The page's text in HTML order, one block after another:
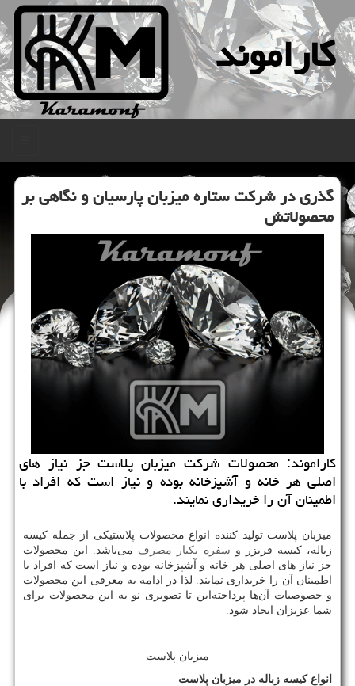
كاراموند
گذری در شركت ستاره میزبان پارسیان و نگاهی بر
محصولاتش
كاراموند: محصولات شركت میزبان پلاست جز نیاز ‌های
اصلی هر خانه و آشپزخانه بوده و نیاز است كه افراد با
اطمینان آن را خریداری نمایند.
میزبان پلاست تولید کننده انواع محصولات پلاستیکی از جمله کیسه
زباله، کیسه فریزر و سفره یکبار مصرف می‌باشد. این محصولات
جز نیاز ‌های اصلی هر خانه و آشپزخانه بوده و نیاز است که افراد با
اطمینان آن را خریداری نمایند. لذا در ادامه به معرفی این محصولات
و خصوصیات آن‌ها پرداخته‌این تا تصویری نو به این محصولات برای
شما عزیزان ایجاد شود.
میزبان پلاست
انواع کیسه زباله در میزبان پلاست